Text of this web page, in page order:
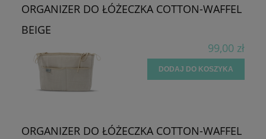
ORGANIZER DO ŁÓŻECZKA COTTON-WAFFEL
BEIGE
99,00 zł
DODAJ DO KOSZYKA
ORGANIZER DO ŁÓŻECZKA COTTON-WAFFEL